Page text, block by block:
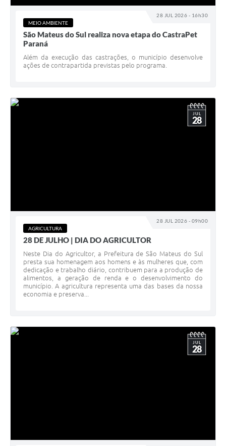
28 JUL 2026 - 16h30
MEIO AMBIENTE
São Mateus do Sul realiza nova etapa do CastraPet
Paraná
Além da execução das castrações, o município desenvolve
ações de contrapartida previstas pelo programa.
28 JUL 2026 - 09h00
JUL
28
AGRICULTURA
28 DE JULHO | DIA DO AGRICULTOR
Neste Dia do Agricultor, a Prefeitura de São Mateus do Sul
presta sua homenagem aos homens e às mulheres que, com
dedicação e trabalho diário, contribuem para a produção de
alimentos, a geração de renda e o desenvolvimento do
município. A agricultura representa uma das bases da nossa
economia e preserva...
JUL
28